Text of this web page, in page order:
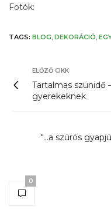
Fotók:
TAGS: BLOG, DEKORÁCIÓ,
ELŐZŐ CIKK
Tartalmas szünidő
gyerekeknek
"...a szúrós
0